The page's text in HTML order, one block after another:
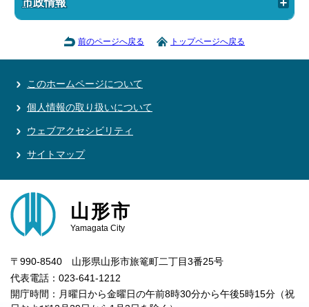
前のページへ戻る トップページへ戻る
このホームページについて
個人情報の取り扱いについて
ウェブアクセシビリティ
サイトマップ
山形市
Yamagata City
〒990-8540 山形県山形市旅篭町二丁目3番25号
代表電話：023-641-1212
開庁時間：月曜日から金曜日の午前8時30分から午後5時15分（祝